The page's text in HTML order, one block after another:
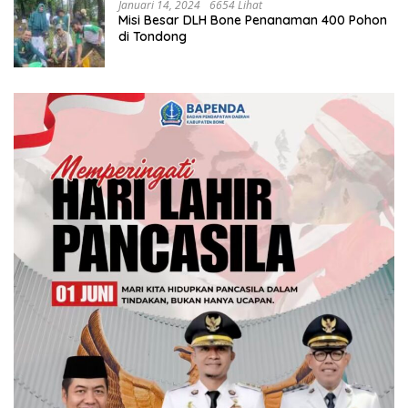
Januari 14, 2024 6654 Lihat
Misi Besar DLH Bone Penanaman 400 Pohon
di Tondong